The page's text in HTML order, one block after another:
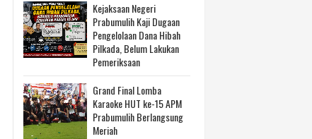
Kejaksaan Negeri
Prabumulih Kaji Dugaan
Pengelolaan Dana Hibah
Pilkada, Belum Lakukan
Pemeriksaan
Grand Final Lomba
Karaoke HUT ke-15 APM
Prabumulih Berlangsung
Meriah